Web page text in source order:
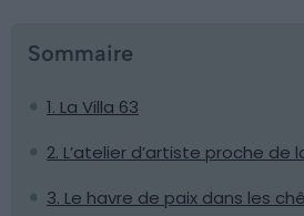
Sommaire
1. La Villa 63
2. L’atelier d’artiste proche de
3. Le havre de paix dans les